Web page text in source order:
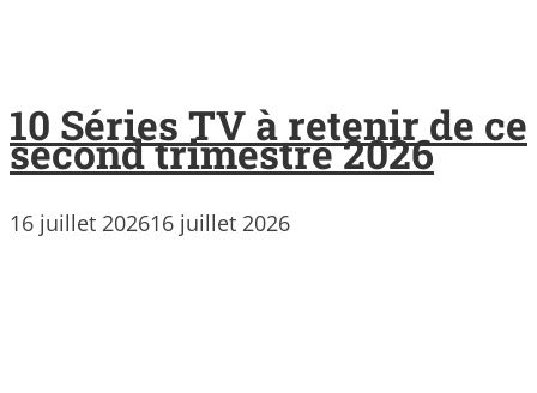
10 Séries TV à retenir de ce
second trimestre 2026
16 juillet 202616 juillet 2026